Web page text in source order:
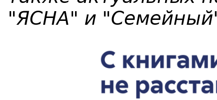
"ЯСНА" и